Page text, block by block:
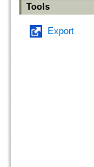
Tools
Export